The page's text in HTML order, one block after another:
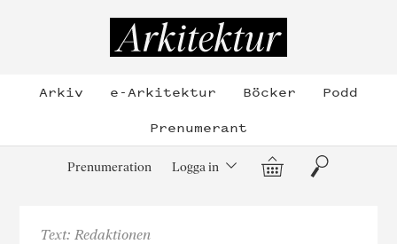
Arkiv e-Arkitektur Böcker
Podd
Prenumerant
Prenumeration Logga in Varukorg
Sök
Text: Redaktionen